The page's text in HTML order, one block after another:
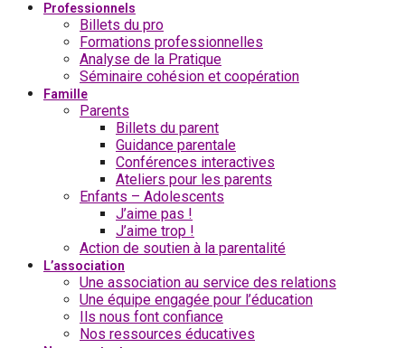
Professionnels
Billets du pro
Formations professionnelles
Analyse de la Pratique
Séminaire cohésion et coopération
Famille
Parents
Billets du parent
Guidance parentale
Conférences interactives
Ateliers pour les parents
Enfants – Adolescents
J’aime pas !
J’aime trop !
Action de soutien à la parentalité
L’association
Une association au service des relations
Une équipe engagée pour l’éducation
Ils nous font confiance
Nos ressources éducatives